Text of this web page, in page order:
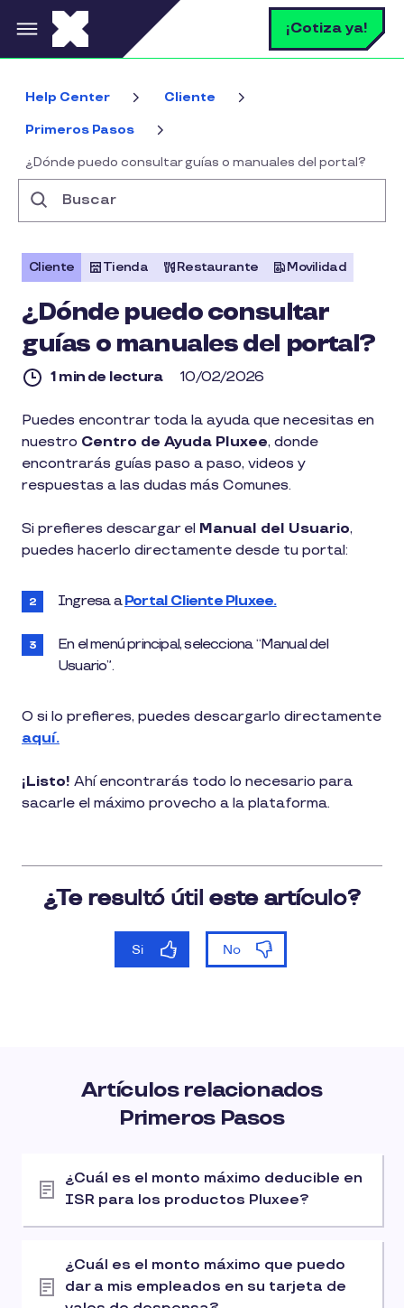
Pasar al contenido principal ¡Cotiza ya!
Help Center Cliente
Primeros Pasos
¿Dónde puedo consultar guías o manuales del portal?
Cliente Tienda Restaurante Movilidad
¿Dónde puedo consultar
guías o manuales del portal?
1 min de lectura 10/02/2026
1
de
lectura
Puedes encontrar toda la ayuda que necesitas en
nuestro Centro de Ayuda Pluxee, donde
encontrarás guías paso a paso, videos y
respuestas a las dudas más Comunes.
Si prefieres descargar el Manual del Usuario,
puedes hacerlo directamente desde tu portal:
Ingresa aPortal Cliente Pluxee.
En el menú principal, selecciona “Manual del
Usuario”.
O si lo prefieres, puedes descargarlo directamente
aquí.
¡Listo! Ahí encontrarás todo lo necesario para
sacarle el máximo provecho a la plataforma.
Artículos relacionados
Primeros Pasos
¿Cuál es el monto máximo deducible en
ISR para los productos Pluxee?
¿Cuál es el monto máximo que puedo
dar a mis empleados en su tarjeta de